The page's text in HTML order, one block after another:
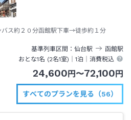
ス約２０分函館駅下車→徒歩約１分
基準列車区間 仙台駅 函館駅
おとな1名 (2名1室)｜1泊 ｜消費税込
24,600円〜72,100円
すべてのプランを見る（56）